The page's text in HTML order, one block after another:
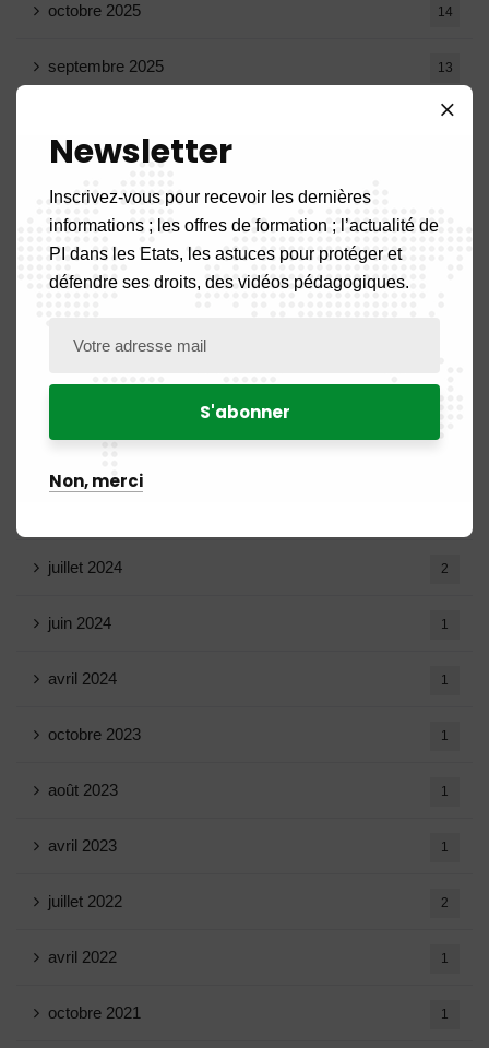
octobre 2025 14
septembre 2025 13
juin 2025 13
mai 2025
avril 2025
juillet 2024 2
juin 2024 1
avril 2024 1
octobre 2023 1
août 2023 1
avril 2023 1
juillet 2022 2
avril 2022 1
octobre 2021 1
Newsletter
Inscrivez-vous pour recevoir les dernières
informations ; les offres de formation ; l’actualité de
PI dans les Etats, les astuces pour protéger et
défendre ses droits, des vidéos pédagogiques.
Non, merci